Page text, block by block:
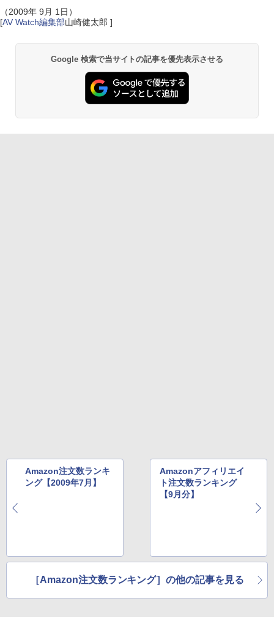
（2009年 9月 1日）
[AV Watch編集部山崎健太郎 ]
Google 検索で当サイトの記事を優先表示させる
Amazon注文数ランキ
ング【2009年7月】
Amazonアフィリエイ
ト注文数ランキング
【9月分】
［Amazon注文数ランキング］の他の記事を見る